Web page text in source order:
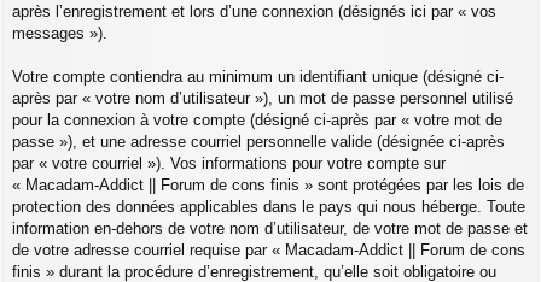
après l’enregistrement et lors d’une connexion (désignés ici par « vos
messages »).
Votre compte contiendra au minimum un identifiant unique (désigné ci-
après par « votre nom d’utilisateur »), un mot de passe personnel utilisé
pour la connexion à votre compte (désigné ci-après par « votre mot de
passe »), et une adresse courriel personnelle valide (désignée ci-après
par « votre courriel »). Vos informations pour votre compte sur
« Macadam-Addict || Forum de cons finis » sont protégées par les lois de
protection des données applicables dans le pays qui nous héberge. Toute
information en-dehors de votre nom d’utilisateur, de votre mot de passe et
de votre adresse courriel requise par « Macadam-Addict || Forum de cons
finis » durant la procédure d’enregistrement, qu’elle soit obligatoire ou